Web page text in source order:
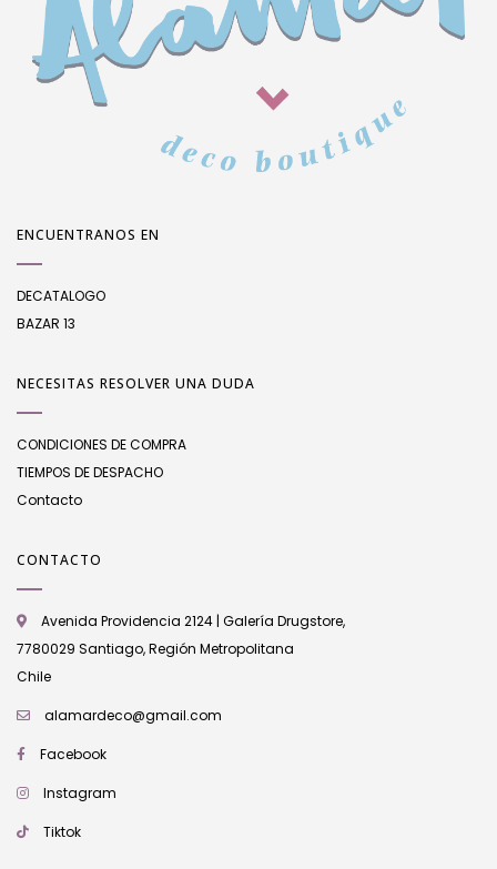
ENCUENTRANOS EN
DECATALOGO
BAZAR 13
NECESITAS RESOLVER UNA DUDA
CONDICIONES DE COMPRA
TIEMPOS DE DESPACHO
Contacto
CONTACTO
Avenida Providencia 2124 | Galería Drugstore,
7780029 Santiago, Región Metropolitana
Chile
alamardeco@gmail.com
Facebook
Instagram
Tiktok